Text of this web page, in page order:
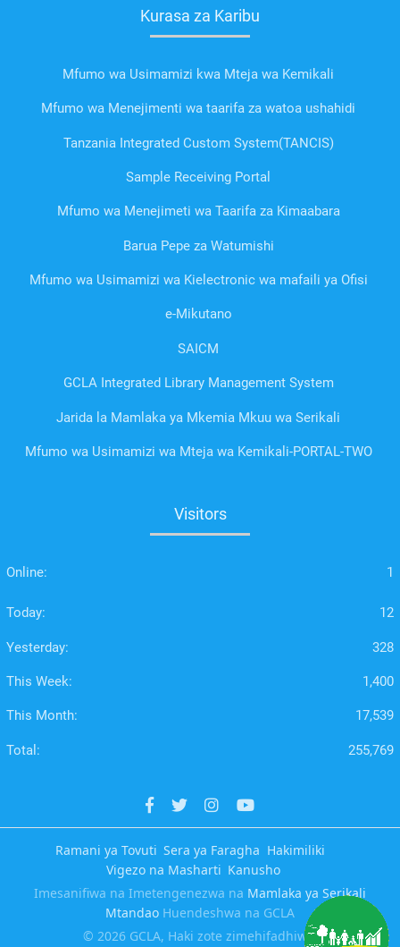
Kurasa za Karibu
Mfumo wa Usimamizi kwa Mteja wa Kemikali
Mfumo wa Menejimenti wa taarifa za watoa ushahidi
Tanzania Integrated Custom System(TANCIS)
Sample Receiving Portal
Mfumo wa Menejimeti wa Taarifa za Kimaabara
Barua Pepe za Watumishi
Mfumo wa Usimamizi wa Kielectronic wa mafaili ya Ofisi
e-Mikutano
SAICM
GCLA Integrated Library Management System
Jarida la Mamlaka ya Mkemia Mkuu wa Serikali
Mfumo wa Usimamizi wa Mteja wa Kemikali-PORTAL-TWO
Visitors
Online: 1
Today: 12
Yesterday: 328
This Week: 1,400
This Month: 17,539
Total: 255,769
Ramani ya Tovuti Sera ya Faragha Hakimiliki
Vigezo na Masharti Kanusho
Imesanifiwa na Imetengenezwa na Mamlaka ya Serikali
Mtandao Huendeshwa na GCLA
© 2026 GCLA, Haki zote zimehifadhiwa.